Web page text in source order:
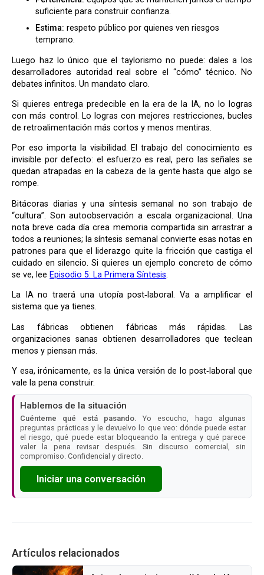
suficiente para construir confianza.
Estima: respeto público por quienes ven riesgos
temprano.
Luego haz lo único que el taylorismo no puede: dales a los
desarrolladores autoridad real sobre el “cómo” técnico. No
debates infinitos. Un mandato claro.
Si quieres entrega predecible en la era de la IA, no lo logras
con más control. Lo logras con mejores restricciones, bucles
de retroalimentación más cortos y menos mentiras.
Por eso importa la visibilidad. El trabajo del conocimiento es
invisible por defecto: el esfuerzo es real, pero las señales se
quedan atrapadas en la cabeza de la gente hasta que algo se
rompe.
Bitácoras diarias y una síntesis semanal no son trabajo de
“cultura”. Son autoobservación a escala organizacional. Una
nota breve cada día crea memoria compartida sin arrastrar a
todos a reuniones; la síntesis semanal convierte esas notas en
patrones para que el liderazgo quite la fricción que castiga el
cuidado en silencio. Si quieres un ejemplo concreto de cómo
se ve, lee Episodio 5: La Primera Síntesis.
La IA no traerá una utopía post‑laboral. Va a amplificar el
sistema que ya tienes.
Las fábricas obtienen fábricas más rápidas. Las
organizaciones sanas obtienen desarrolladores que teclean
menos y piensan más.
Y esa, irónicamente, es la única versión de lo post‑laboral que
vale la pena construir.
Hablemos de la situación
Cuénteme qué está pasando. Yo escucho, hago algunas
preguntas prácticas y le devuelvo lo que veo: dónde puede estar
el riesgo, qué puede estar bloqueando la entrega y qué parece
valer la pena revisar después. Sin discurso comercial, sin
compromiso. Confidencial y directo.
Iniciar una conversación
Artículos relacionados